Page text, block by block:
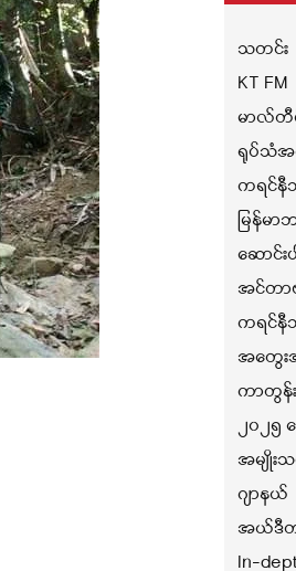
သတင်း
KT FM
မာလ်တီ
ရုပ်သံအ
ကရင်နီ
မြန်မာ
ဆောင်းပ
အင်တာ
ကရင်နီ
အတွေး
ကာတွန်း
၂၀၂၅
အမျိုး
ဂျာနယ်
အယ်ဒီ
In-